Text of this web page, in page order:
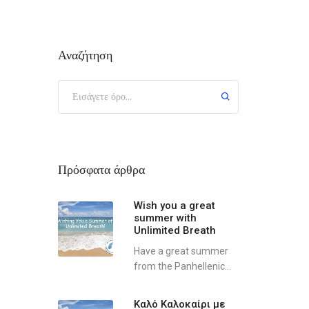
Αναζήτηση
Πρόσφατα άρθρα
Wish you a great
summer with
Unlimited Breath
Have a great summer
from the Panhellenic...
Καλό Καλοκαίρι με